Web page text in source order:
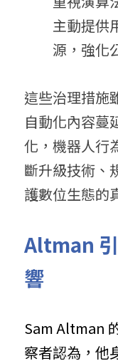
主動提供
源，強化
這些治理措施
自動化內容蔓
化，機器人行
斷升級技術、
護數位生態的
Altman
響
Sam Altman
察者認為，他